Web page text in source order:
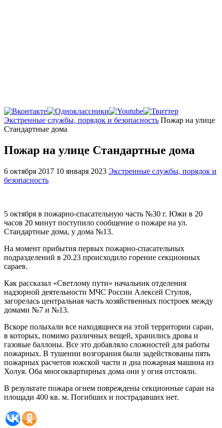
Главная
Экстренные службы, порядок и безопасность Пожар на улице
Стандартные дома
Пожар на улице Стандартные дома
6 октября 2017 10 января 2023 Экстренные службы, порядок и
безопасность
5 октября в пожарно-спасательную часть №30 г. Южи в 20
часов 20 минут поступило сообщение о пожаре на ул.
Стандартные дома, у дома №13.
На момент прибытия первых пожарно-спасательных
подразделений в 20.23 происходило горение секционных
сараев.
Как рассказал «Светлому пути» начальник отделения
надзорной деятельности МЧС России Алексей Стулов,
загорелась центральная часть хозяйственных построек между
домами №7 и №13.
Вскоре полыхали все находящиеся на этой территории сараи,
в которых, помимо различных вещей, хранились дрова и
газовые баллоны. Все это добавляло сложностей для работы
пожарных. В тушении возгорания были задействованы пять
пожарных расчетов южской части и дна пожарная машина из
Холуя. Оба многоквартирных дома они у огня отстояли.
В результате пожара огнем повреждены секционные сараи на
площади 400 кв. м. Погибших и пострадавших нет.